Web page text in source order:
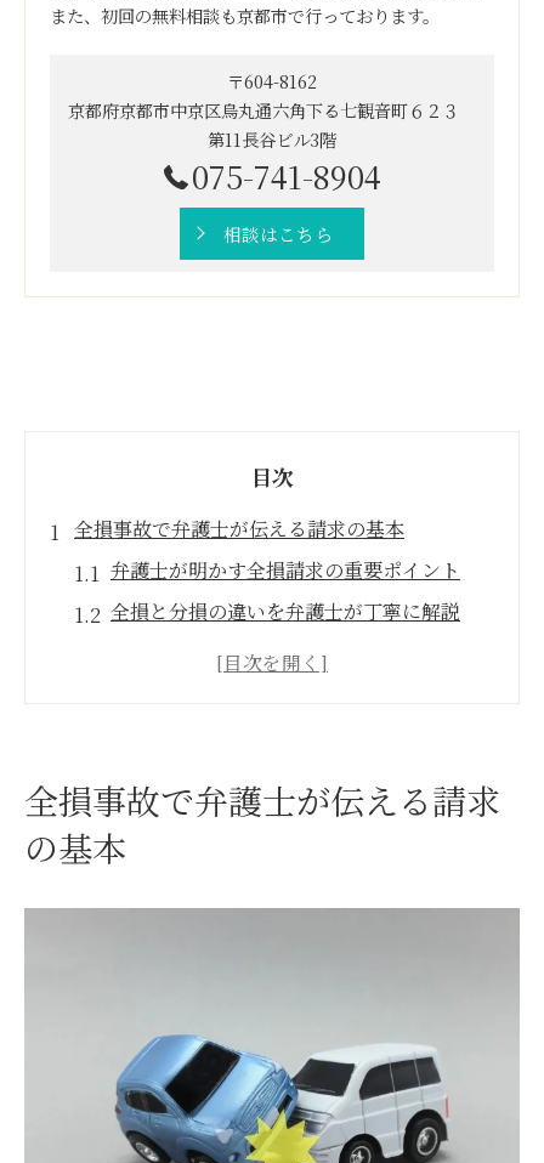
また、初回の無料相談も京都市で行っております。
〒604-8162
京都府京都市中京区烏丸通六角下る七観音町６２３
第11長谷ビル3階
075-741-8904
相談はこちら
目次
全損事故で弁護士が伝える請求の基本
弁護士が明かす全損請求の重要ポイント
全損と分損の違いを弁護士が丁寧に解説
全損事故で抑えておくべき請求手順
物損と分損の違いを正しく理解する方法
弁護士が語る物損・分損の基本知識
判例でみる物損・分損の実際の請求事例
経済的全損と物理的全損の見極め方
弁護士が解説する経済的全損の判断基準
全損事故で弁護士が伝える請求
の基本